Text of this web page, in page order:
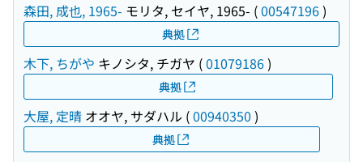
森田, 成也, 1965- モリタ, セイヤ, 1965- (00547196)
典拠
木下, ちがや キノシタ, チガヤ (01079186)
典拠
大屋, 定晴 オオヤ, サダハル (00940350 )
典拠